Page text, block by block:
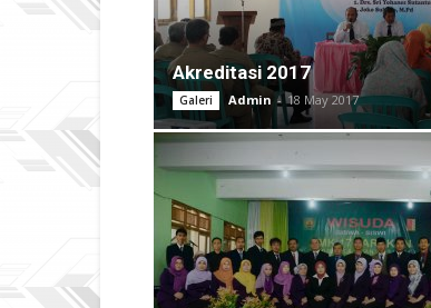
Akreditasi 2017
Galeri Admin - 18 May 2017